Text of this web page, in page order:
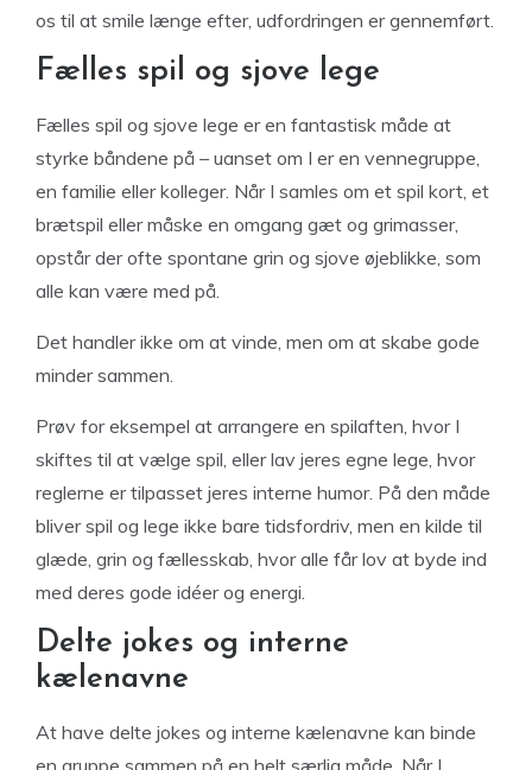
os til at smile længe efter, udfordringen er gennemført.
Fælles spil og sjove lege
Fælles spil og sjove lege er en fantastisk måde at
styrke båndene på – uanset om I er en vennegruppe,
en familie eller kolleger. Når I samles om et spil kort, et
brætspil eller måske en omgang gæt og grimasser,
opstår der ofte spontane grin og sjove øjeblikke, som
alle kan være med på.
Det handler ikke om at vinde, men om at skabe gode
minder sammen.
Prøv for eksempel at arrangere en spilaften, hvor I
skiftes til at vælge spil, eller lav jeres egne lege, hvor
reglerne er tilpasset jeres interne humor. På den måde
bliver spil og lege ikke bare tidsfordriv, men en kilde til
glæde, grin og fællesskab, hvor alle får lov at byde ind
med deres gode idéer og energi.
Delte jokes og interne
kælenavne
At have delte jokes og interne kælenavne kan binde
en gruppe sammen på en helt særlig måde. Når I